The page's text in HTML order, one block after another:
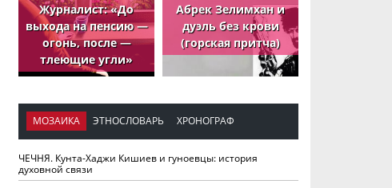
Журналист: «До
выхода на пенсию —
огонь, после —
тлеющие угли»
Абрек Зелимхан и
дуэль без крови
(горская притча)
МОЗАИКА ЭТНОСЛОВАРЬ ХРОНОГРАФ
ЧЕЧНЯ. Кунта-Хаджи Кишиев и гуноевцы: история
духовной связи